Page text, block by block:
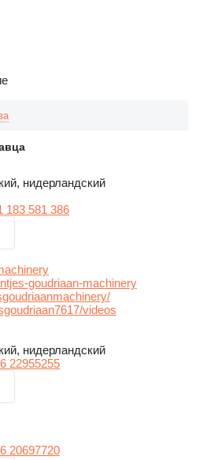
нидерландский
183 581 386
goudriaan-machinery
videos
нидерландский
22955255
20697720